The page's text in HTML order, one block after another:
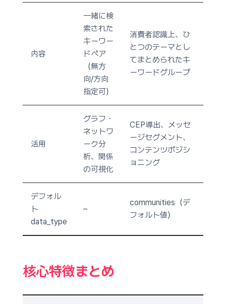
内容
一緒に検
索された
キーワー
ドペア
（無方
向/方向
指定可）
消費者認識上、ひ
とつのテーマとし
てまとめられたキ
ーワードグループ
活用
グラフ・
ネットワ
ーク分
析、関係
の可視化
CEP導出、メッセ
ージセグメント、
コンテンツポジシ
ョニング
デフォル
ト
data_type
–
communities（デ
フォルト値）
核心特徴まとめ